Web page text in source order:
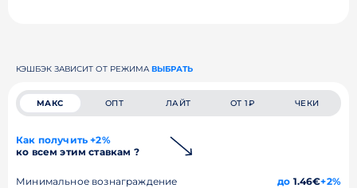
КЭШБЭК ЗАВИСИТ ОТ РЕЖИМА ВЫБРАТЬ
МАКС ОПТ ЛАЙТ ОТ 1₽ ЧЕКИ
Как получить +2%
ко всем этим ставкам ?
Минимальное вознаграждение до 1.46€+2%